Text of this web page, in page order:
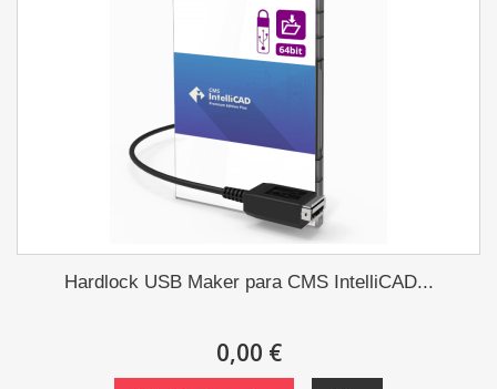
Hardlock USB Maker para CMS IntelliCAD...
0,00 €